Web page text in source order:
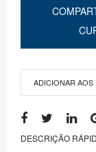
ADICIONAR AOS
DESCRIÇÃO